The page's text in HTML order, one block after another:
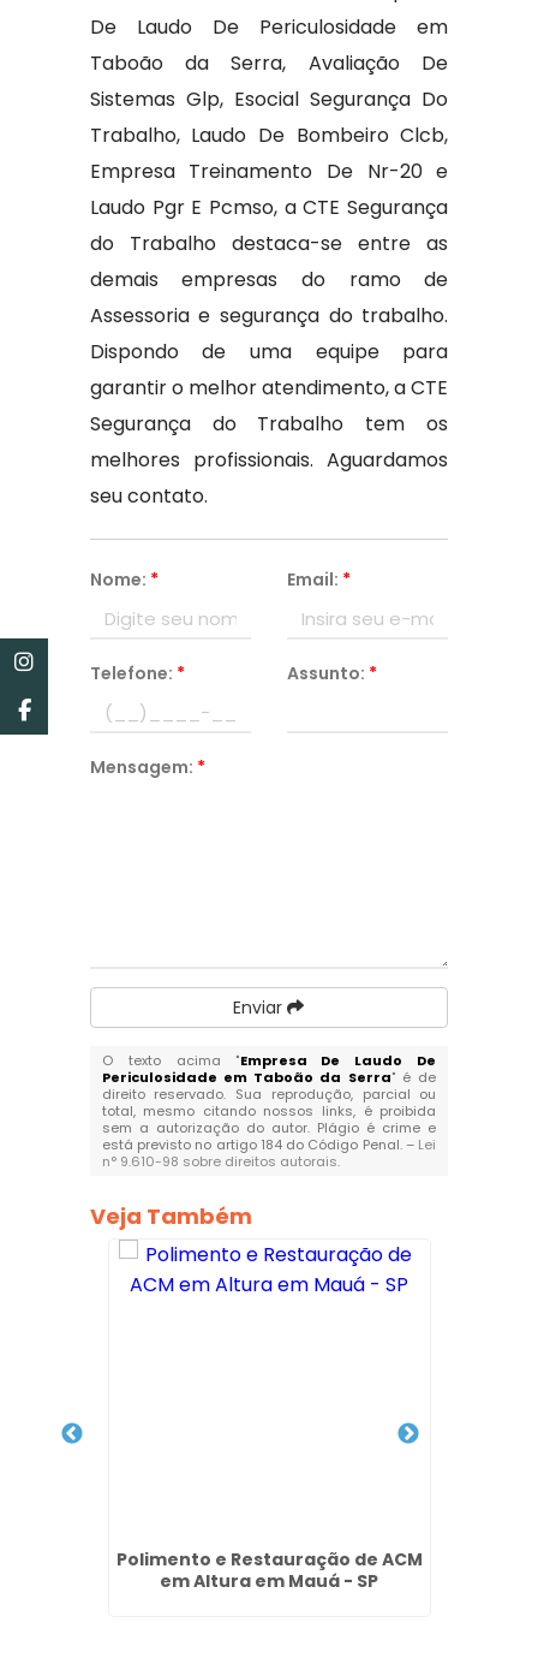
De Laudo De Periculosidade em
Taboão da Serra, Avaliação De
Sistemas Glp, Esocial Segurança Do
Trabalho, Laudo De Bombeiro Clcb,
Empresa Treinamento De Nr-20 e
Laudo Pgr E Pcmso, a CTE Segurança
do Trabalho destaca-se entre as
demais empresas do ramo de
Assessoria e segurança do trabalho.
Dispondo de uma equipe para
garantir o melhor atendimento, a CTE
Segurança do Trabalho tem os
melhores profissionais. Aguardamos
seu contato.
Nome: * Email: *
Telefone: * Assunto: *
Mensagem: *
Enviar
O texto acima "Empresa De Laudo De
Periculosidade em Taboão da Serra" é de
direito reservado. Sua reprodução, parcial ou
total, mesmo citando nossos links, é proibida
sem a autorização do autor. Plágio é crime e
está previsto no artigo 184 do Código Penal. – Lei
n° 9.610-98 sobre direitos autorais.
Veja Também
Polimento e Restauração de ACM
em Altura em Mauá - SP